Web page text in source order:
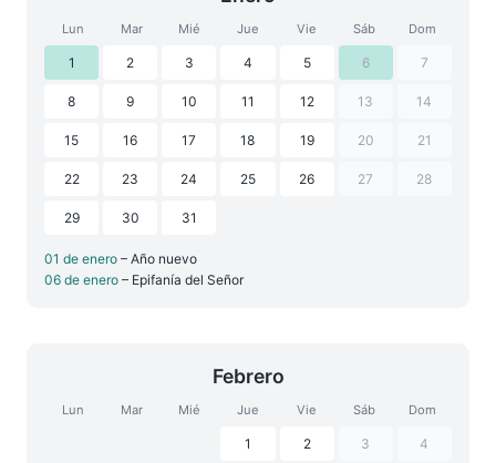
Lun Mar Mié Jue Vie Sáb Dom
1 2 3 4 5 6 7
8 9 10 11 12 13 14
15 16 17 18 19 20 21
22 23 24 25 26 27 28
29 30 31
01 de enero – Año nuevo
06 de enero – Epifanía del Señor
Febrero
Lun Mar Mié Jue Vie Sáb Dom
1 2 3 4